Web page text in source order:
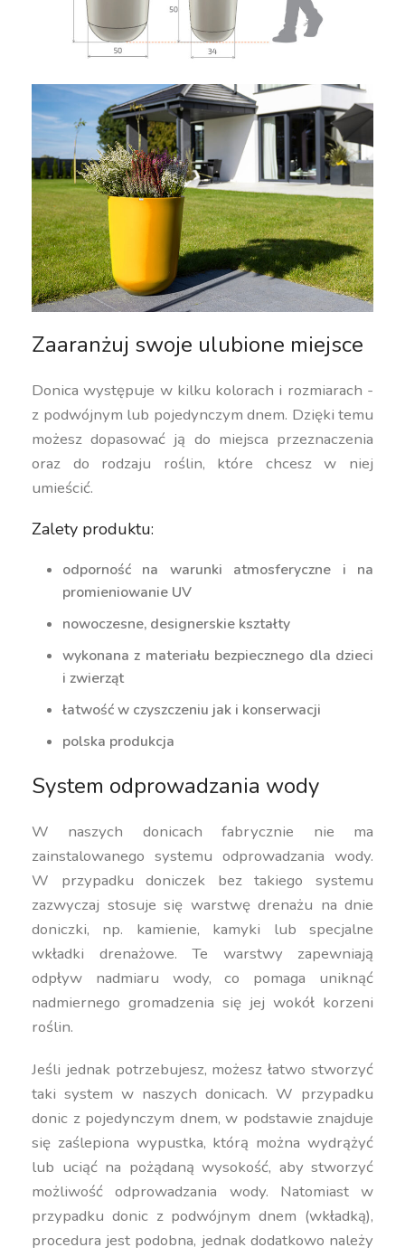
Zaaranżuj swoje ulubione miejsce
Donica występuje w kilku kolorach i rozmiarach -
z podwójnym lub pojedynczym dnem. Dzięki temu
możesz dopasować ją do miejsca przeznaczenia
oraz do rodzaju roślin, które chcesz w niej
umieścić.
Zalety produktu:
odporność na warunki atmosferyczne i na
promieniowanie UV
nowoczesne, designerskie kształty
wykonana z materiału bezpiecznego dla dzieci
i zwierząt
łatwość w czyszczeniu jak i konserwacji
polska produkcja
System odprowadzania wody
W naszych donicach fabrycznie nie ma
zainstalowanego systemu odprowadzania wody.
W przypadku doniczek bez takiego systemu
zazwyczaj stosuje się warstwę drenażu na dnie
doniczki, np. kamienie, kamyki lub specjalne
wkładki drenażowe. Te warstwy zapewniają
odpływ nadmiaru wody, co pomaga uniknąć
nadmiernego gromadzenia się jej wokół korzeni
roślin.
Jeśli jednak potrzebujesz, możesz łatwo stworzyć
taki system w naszych donicach. W przypadku
donic z pojedynczym dnem, w podstawie znajduje
się zaślepiona wypustka, którą można wydrążyć
lub uciąć na pożądaną wysokość, aby stworzyć
możliwość odprowadzania wody. Natomiast w
przypadku donic z podwójnym dnem (wkładką),
procedura jest podobna, jednak dodatkowo należy